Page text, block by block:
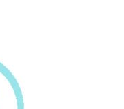
teslim tarihi
teslim tarihi